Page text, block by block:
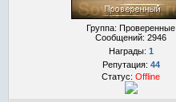
Группа: Проверенные
Сообщений: 2946
Награды: 1
Репутация: 44
Статус: Offline